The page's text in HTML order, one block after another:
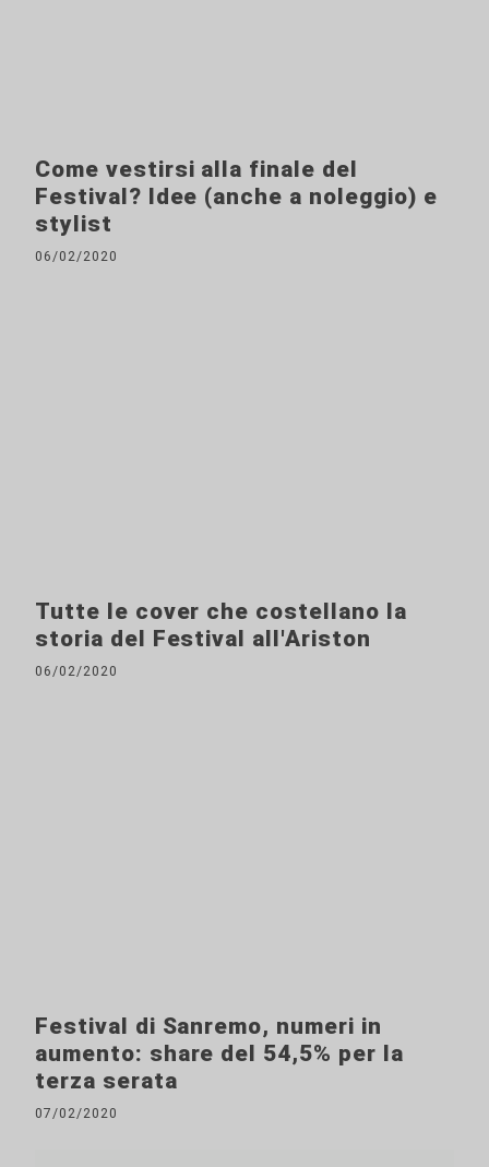
Come vestirsi alla finale del
Festival? Idee (anche a noleggio) e
stylist
06/02/2020
Tutte le cover che costellano la
storia del Festival all'Ariston
06/02/2020
Festival di Sanremo, numeri in
aumento: share del 54,5% per la
terza serata
07/02/2020